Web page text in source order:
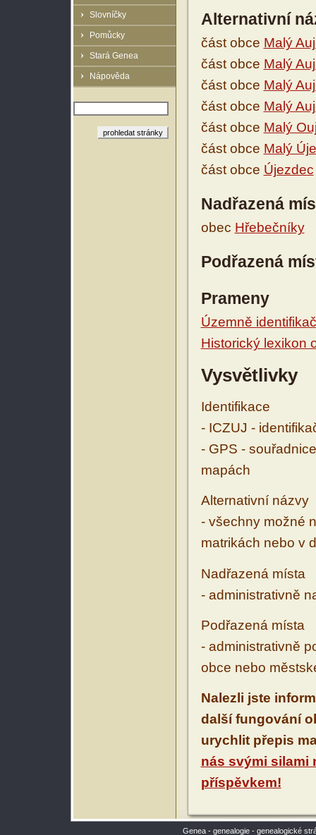
Slovníčky
Pomůcky
Stará Genea
Nápověda
Alternativní
část obce Malý
část obce Malý
část obce Malý
část obce Malý
část obce Malý
část obce Malý
část obce Újezdec
Nadřazená
obec Hřebečníky
Podřazená
Prameny
Územně
Historický lexikon
Vysvětlivky
Identifikace
- ICZUJ -
- GPS -
mapách
Alternativní názvy
- všechny možné
matrikách nebo v
Nadřazená místa
- administrativně
Podřazená místa
- administrativně
obce nebo
Nalezli jste
další fungování
urychlit přepis
nás svými silami
příspěvkem!
Genea - genealogie - genealogické